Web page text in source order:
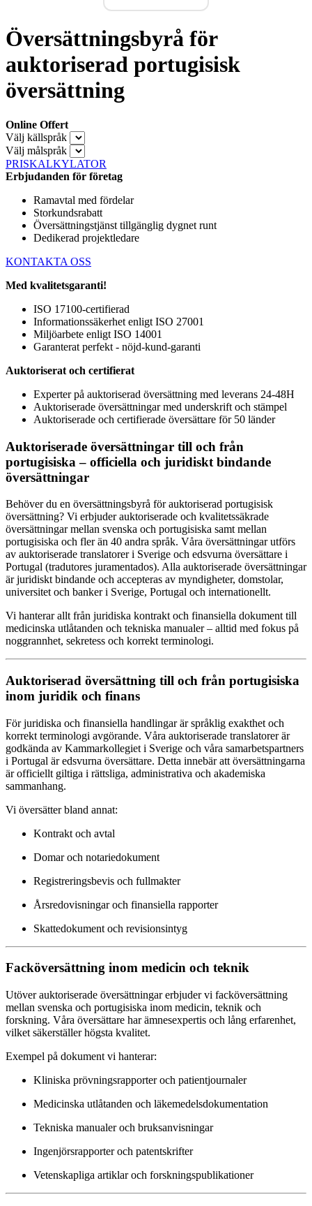
Översättningsbyrå för
auktoriserad portugisisk
översättning
Online Offert
Välj källspråk
Välj målspråk
PRISKALKYLATOR
Erbjudanden för företag
Ramavtal med fördelar
Storkundsrabatt
Översättningstjänst tillgänglig dygnet runt
Dedikerad projektledare
KONTAKTA OSS
Med kvalitetsgaranti!
ISO 17100-certifierad
Informationssäkerhet enligt ISO 27001
Miljöarbete enligt ISO 14001
Garanterat perfekt - nöjd-kund-garanti
Auktoriserat och certifierat
Experter på auktoriserad översättning med leverans 24-48H
Auktoriserade översättningar med underskrift och stämpel
Auktoriserade och certifierade översättare för 50 länder
Auktoriserade översättningar till och från
portugisiska – officiella och juridiskt bindande
översättningar
Behöver du en översättningsbyrå för auktoriserad portugisisk
översättning? Vi erbjuder auktoriserade och kvalitetssäkrade
översättningar mellan svenska och portugisiska samt mellan
portugisiska och fler än 40 andra språk. Våra översättningar utförs
av auktoriserade translatorer i Sverige och edsvurna översättare i
Portugal (tradutores juramentados). Alla auktoriserade översättningar
är juridiskt bindande och accepteras av myndigheter, domstolar,
universitet och banker i Sverige, Portugal och internationellt.
Vi hanterar allt från juridiska kontrakt och finansiella dokument till
medicinska utlåtanden och tekniska manualer – alltid med fokus på
noggrannhet, sekretess och korrekt terminologi.
Auktoriserad översättning till och från portugisiska
inom juridik och finans
För juridiska och finansiella handlingar är språklig exakthet och
korrekt terminologi avgörande. Våra auktoriserade translatorer är
godkända av Kammarkollegiet i Sverige och våra samarbetspartners
i Portugal är edsvurna översättare. Detta innebär att översättningarna
är officiellt giltiga i rättsliga, administrativa och akademiska
sammanhang.
Vi översätter bland annat:
Kontrakt och avtal
Domar och notariedokument
Registreringsbevis och fullmakter
Årsredovisningar och finansiella rapporter
Skattedokument och revisionsintyg
Facköversättning inom medicin och teknik
Utöver auktoriserade översättningar erbjuder vi facköversättning
mellan svenska och portugisiska inom medicin, teknik och
forskning. Våra översättare har ämnesexpertis och lång erfarenhet,
vilket säkerställer högsta kvalitet.
Exempel på dokument vi hanterar:
Kliniska prövningsrapporter och patientjournaler
Medicinska utlåtanden och läkemedelsdokumentation
Tekniska manualer och bruksanvisningar
Ingenjörsrapporter och patentskrifter
Vetenskapliga artiklar och forskningspublikationer